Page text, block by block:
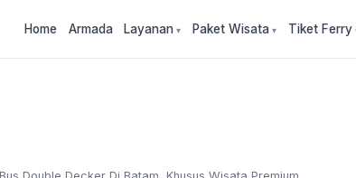
Home Armada Layanan Paket Wisata Tiket Ferry